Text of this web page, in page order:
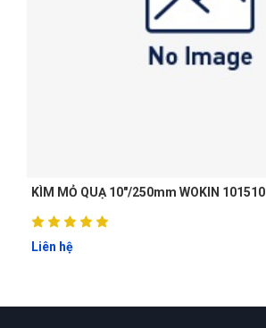
KÌM MỎ QUẠ 10"/250mm WOKIN 101510
Liên hệ